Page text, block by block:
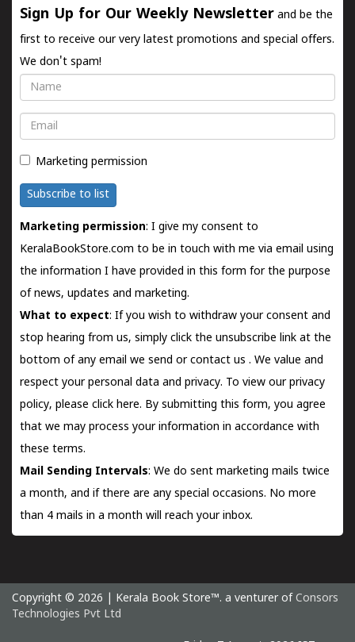
Sign Up for Our Weekly Newsletter and be the
first to receive our very latest promotions and special offers.
We don't spam!
Name
Email
Marketing permission
Subscribe to list
Marketing permission: I give my consent to
KeralaBookStore.com to be in touch with me via email using
the information I have provided in this form for the purpose
of news, updates and marketing.
What to expect: If you wish to withdraw your consent and
stop hearing from us, simply click the unsubscribe link at the
bottom of any email we send orcontact us . We value and
respect your personal data and privacy. To view our privacy
policy, please click here. By submitting this form, you agree
that we may process your information in accordance with
these terms.
Mail Sending Intervals: We do sent marketing mails twice
a month, and if there are any special occasions. No more
than 4 mails in a month will reach your inbox.
Copyright © 2026 | Kerala Book Store™. a venturer of Consors
Technologies Pvt Ltd